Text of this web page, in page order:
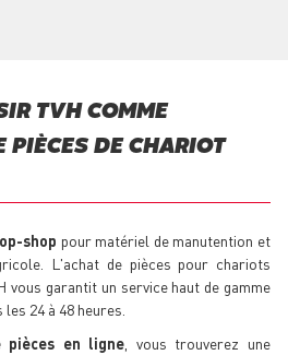
TVH COMME
PIÈCES DE CHARIOT
shop pour matériel de manutention et
L'achat de pièces pour chariots
vous garantit un service haut de gamme
24 à 48 heures.
pièces en ligne , vous trouverez une